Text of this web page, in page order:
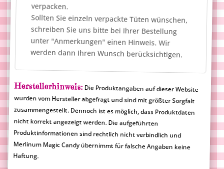
verpacken.
Sollten Sie einzeln verpackte Tüten wünschen,
schreiben Sie uns bitte bei Ihrer Bestellung
unter "Anmerkungen" einen Hinweis. Wir
werden dann Ihren Wunsch berücksichtigen.
Herstellerhinweis:Die Produktangaben auf dieser Website
wurden vom Hersteller abgefragt und sind mit größter Sorgfalt
zusammengestellt. Dennoch ist es möglich, dass Produktdaten
nicht korrekt angezeigt werden. Die aufgeführten
Produktinformationen sind rechtlich nicht verbindlich und
Merlinum Magic Candy übernimmt für falsche Angaben keine
Haftung.